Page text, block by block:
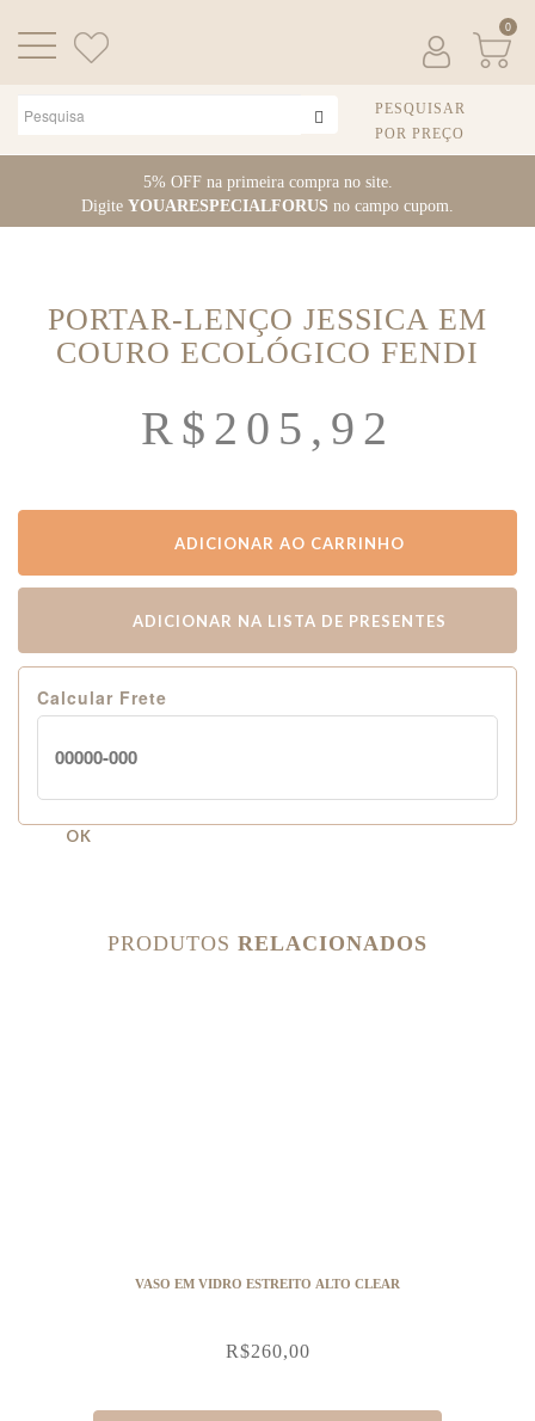
o
5% OFF na primeira compra no site.
Digite YOUARESPECIALFORUS no campo cupom.
0
PESQUISAR
POR PREÇO
PORTAR-LENÇO JESSICA EM
COURO ECOLÓGICO FENDI
R$ 205,92
ADICIONAR AO CARRINHO
ADICIONAR NA LISTA DE PRESENTES
Calcular Frete
OK
PRODUTOS RELACIONADOS
VASO EM VIDRO ESTREITO ALTO CLEAR
R$260,00